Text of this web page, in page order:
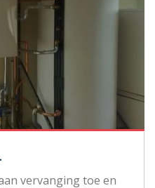
vervanging toe en